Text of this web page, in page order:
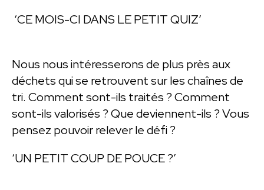
‘CE MOIS-CI DANS LE PETIT QUIZ’
Nous nous intéresserons de plus près aux
déchets qui se retrouvent sur les chaînes de
tri. Comment sont-ils traités ? Comment
sont-ils valorisés ? Que deviennent-ils ? Vous
pensez pouvoir relever le défi ?
‘UN PETIT COUP DE POUCE ?’